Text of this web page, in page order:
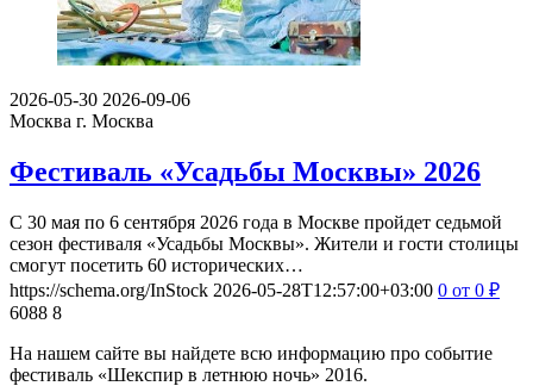
2026-05-30 2026-09-06
Москва г. Москва
Фестиваль «Усадьбы Москвы» 2026
С 30 мая по 6 сентября 2026 года в Москве пройдет седьмой
сезон фестиваля «Усадьбы Москвы». Жители и гости столицы
смогут посетить 60 исторических…
https://schema.org/InStock 2026-05-28T12:57:00+03:00 0 от 0 ₽
6088 8
На нашем сайте вы найдете всю информацию про событие
фестиваль «Шекспир в летнюю ночь» 2016.